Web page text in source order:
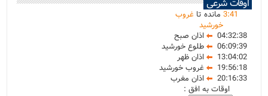
اوقات شرعی
3:41 مانده تاغروب
خورشید
04:32:38
اذان صبح
06:09:39
طلوع خورشید
13:04:02
اذان ظهر
19:56:18
غروب خورشید
20:16:33
اذان مغرب
اوقات به افق :